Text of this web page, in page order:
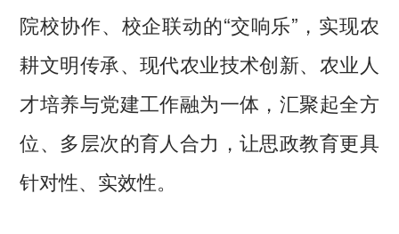
院校协作、校企联动的“交响乐”，实现农
耕文明传承、现代农业技术创新、农业人
才培养与党建工作融为一体，汇聚起全方
位、多层次的育人合力，让思政教育更具
针对性、实效性。